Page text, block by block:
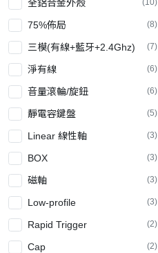
全鋁合金外殼 (10)
75%佈局 (8)
三模(有線+藍牙+2.4Ghz) (7)
淨有線 (6)
音量滾輪/旋鈕 (6)
靜電容鍵盤 (5)
Linear 線性軸 (3)
BOX (3)
磁軸 (3)
Low-profile (3)
Rapid Trigger (2)
Cap (2)